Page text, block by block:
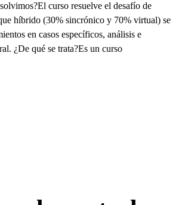
curso resuelve el desafío de
híbrido (30% sincrónico y 70% virtual) se
en casos específicos, análisis e
¿De qué se trata?Es un curso